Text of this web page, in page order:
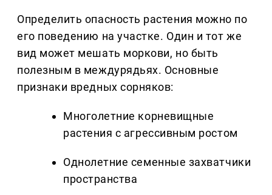
Определить опасность растения можно по
его поведению на участке. Один и тот же
вид может мешать моркови, но быть
полезным в междурядьях. Основные
признаки вредных сорняков:
Многолетние корневищные
растения с агрессивным ростом
Однолетние семенные захватчики
пространства